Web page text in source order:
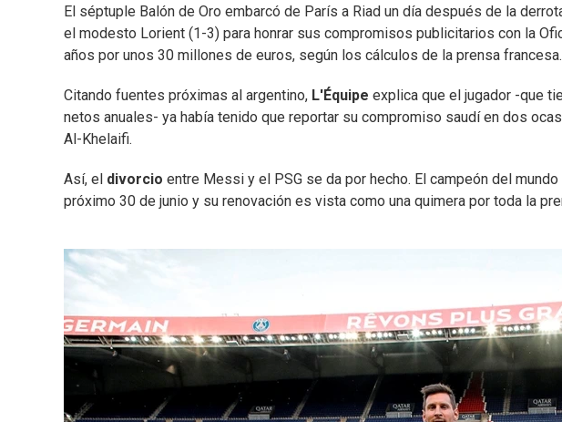
El séptuple Balón de Oro embarcó de París a Riad un día después de la
el modesto Lorient (1-3) para honrar sus compromisos publicitarios con la
años por unos 30 millones de euros, según los cálculos de la prensa francesa.
Citando fuentes próximas al argentino, L'Équipe explica que el jugador -que
netos anuales- ya había tenido que reportar su compromiso saudí en dos
Al-Khelaifi.
Así, el divorcio entre Messi y el PSG se da por hecho. El campeón del
próximo 30 de junio y su renovación es vista como una quimera por toda la